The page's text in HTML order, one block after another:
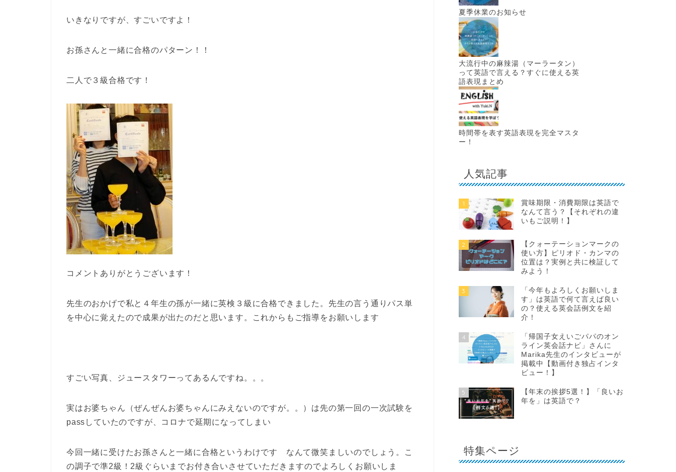
いきなりですが、すごいですよ！
お孫さんと一緒に合格のパターン！！
二人で３級合格です！
コメントありがとうございます！
先生のおかげで私と４年生の孫が一緒に英検３級に合格できました。先生の言う通りパス単
を中心に覚えたので成果が出たのだと思います。これからもご指導をお願いします
すごい写真、ジュースタワーってあるんですね。。。
実はお婆ちゃん（ぜんぜんお婆ちゃんにみえないのですが。。）は先の第一回の一次試験を
passしていたのですが、コロナで延期になってしまい
今回一緒に受けたお孫さんと一緒に合格というわけです なんて微笑ましいのでしょう。こ
の調子で準2級！2級ぐらいまでお付き合いさせていただきますのでよろしくお願いしま
夏季休業のお知らせ
大流行中の麻辣湯（マーラータン）
って英語で言える？すぐに使える英
語表現まとめ
時間帯を表す英語表現を完全マスタ
ー！
人気記事
1
賞味期限・消費期限は英語で
なんて言う？【それぞれの違
いもご説明！】
2
【クォーテーションマークの
使い方】ピリオド・カンマの
位置は？実例と共に検証して
みよう！
3
「今年もよろしくお願いしま
す」は英語で何て言えば良い
の？使える英会話例文を紹
介！
4
「帰国子女えいごパパのオン
ライン英会話ナビ」さんに
Marika先生のインタビューが
掲載中【動画付き独占インタ
ビュー！】
5
【年末の挨拶5選！】「良いお
年を」は英語で？
特集ページ